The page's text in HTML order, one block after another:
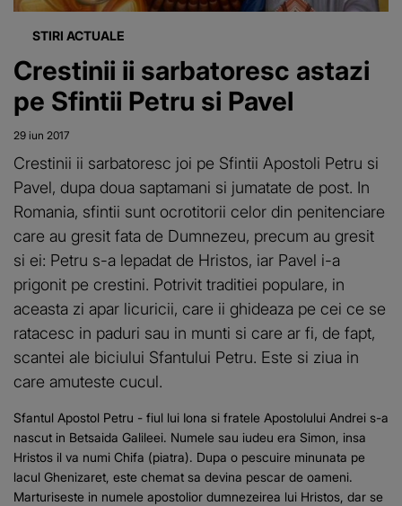
STIRI ACTUALE
Crestinii ii sarbatoresc astazi
pe Sfintii Petru si Pavel
29 iun 2017
Crestinii ii sarbatoresc joi pe Sfintii Apostoli Petru si
Pavel, dupa doua saptamani si jumatate de post. In
Romania, sfintii sunt ocrotitorii celor din penitenciare
care au gresit fata de Dumnezeu, precum au gresit
si ei: Petru s-a lepadat de Hristos, iar Pavel i-a
prigonit pe crestini. Potrivit traditiei populare, in
aceasta zi apar licuricii, care ii ghideaza pe cei ce se
ratacesc in paduri sau in munti si care ar fi, de fapt,
scantei ale biciului Sfantului Petru. Este si ziua in
care amuteste cucul.
Sfantul Apostol Petru - fiul lui Iona si fratele Apostolului Andrei s-a
nascut in Betsaida Galileei. Numele sau iudeu era Simon, insa
Hristos il va numi Chifa (piatra). Dupa o pescuire minunata pe
lacul Ghenizaret, este chemat sa devina pescar de oameni.
Marturiseste in numele apostolior dumnezeirea lui Hristos, dar se